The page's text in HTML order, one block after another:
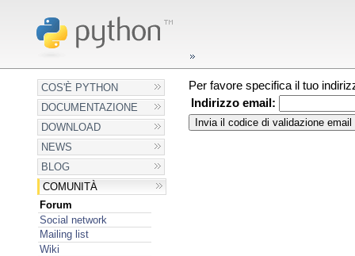
COS'È PYTHON
DOCUMENTAZIONE
DOWNLOAD
NEWS
BLOG
COMUNITÀ
Forum
Social network
Mailing list
Wiki
Per favore specifica il tuo
Indirizzo email: